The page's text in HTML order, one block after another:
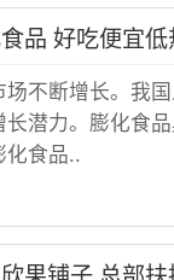
品 好吃便宜低
不断增长。我
长潜力。膨化食
化食品..